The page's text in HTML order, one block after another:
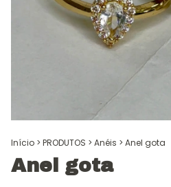
Início > PRODUTOS > Anéis > Anel gota
Anel gota